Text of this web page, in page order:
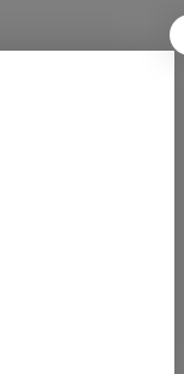
Putra soal
psi.id,
PKS
juga sempat